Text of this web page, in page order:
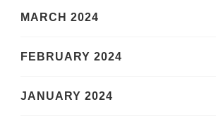
MARCH 2024
FEBRUARY 2024
JANUARY 2024